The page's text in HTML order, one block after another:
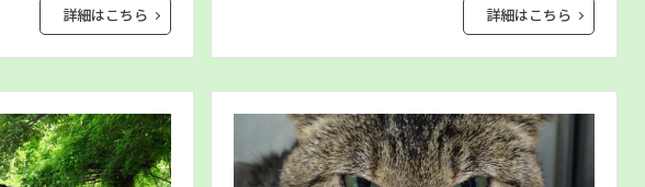
詳細はこちら 詳細はこちら